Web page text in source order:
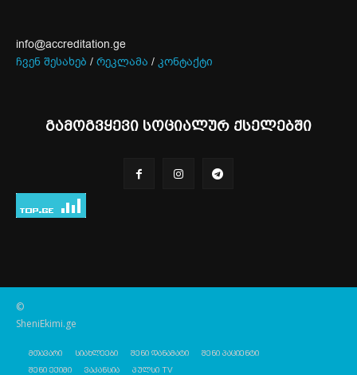
info@accreditation.ge
ჩვენ შესახებ / რეკლამა / კონტაქტი
გამოგვყევი სოციალურ ქსელებში
©
SheniEkimi.ge
მთავარი სიახლეები შენი დანამატი
შენი პაციენტი
შენი ექიმი
ვაკანსია პულსი TV